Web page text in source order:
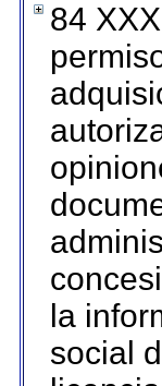
84
la
social